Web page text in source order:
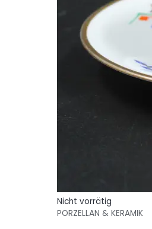
Nicht vorrätig
PORZELLAN & KERAMIK